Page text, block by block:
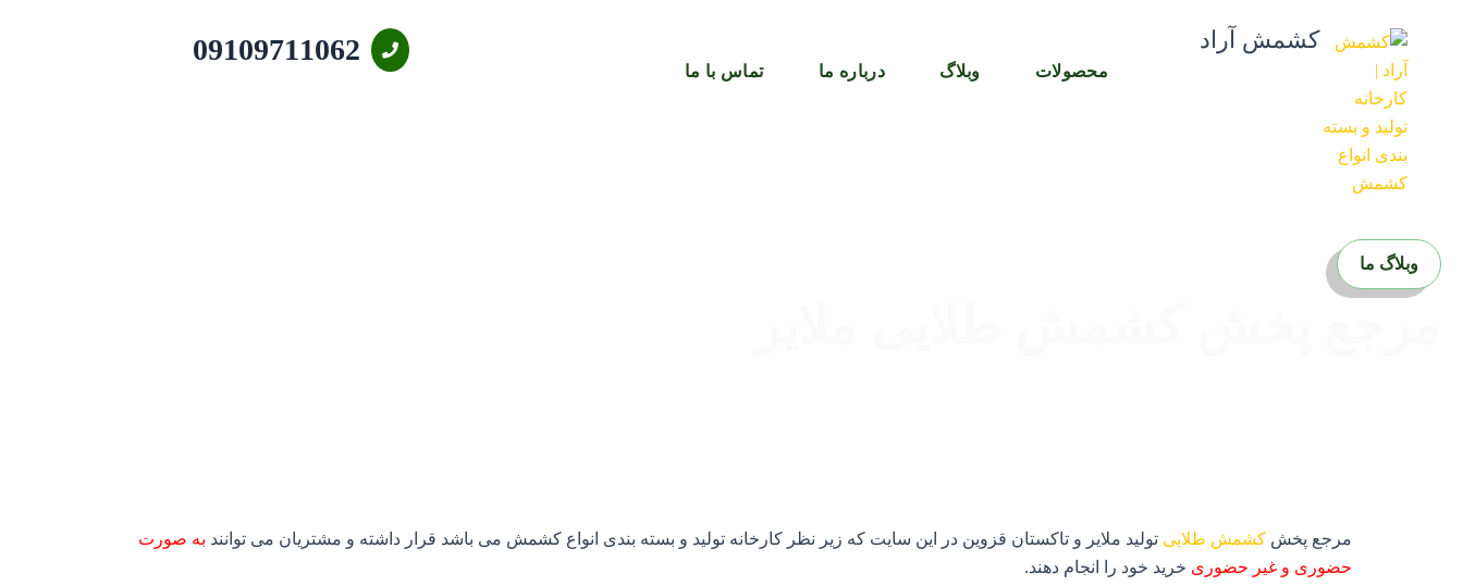
کشمش آراد
محصولات وبلاگ درباره ما تماس با ما
09109711062
وبلاگ ما
مرجع پخش کشمش طلایی تولید ملایر و تاکستان قزوین در این سایت که زیر نظر کارخانه تولید و بسته بندی انواع کشمش می باشد قرار داشته و مشتریان می توانند به صورت
حضوری و غیر حضوری خرید خود را انجام دهند.